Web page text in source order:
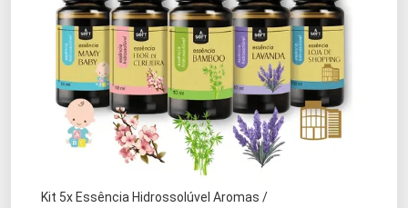
Kit 5x Essência Hidrossolúvel Aromas /